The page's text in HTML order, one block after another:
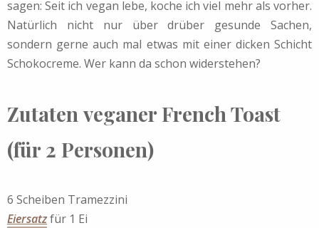
sagen: Seit ich vegan lebe, koche ich viel mehr als vorher.
Natürlich nicht nur über drüber gesunde Sachen,
sondern gerne auch mal etwas mit einer dicken Schicht
Schokocreme. Wer kann da schon widerstehen?
Zutaten veganer French Toast
(für 2 Personen)
6 Scheiben Tramezzini
Eiersatzfür 1 Ei